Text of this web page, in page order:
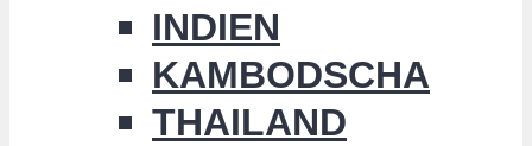
INDIEN
KAMBODSCHA
THAILAND